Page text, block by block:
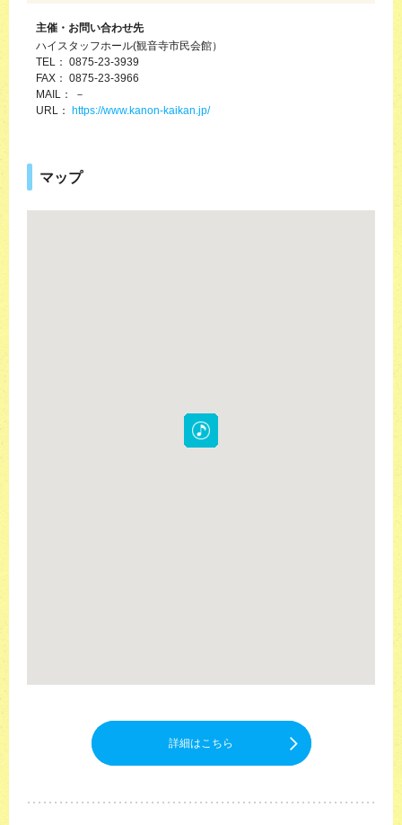
主催・お問い合わせ先
ハイスタッフホール(観音寺市民会館）
TEL： 0875-23-3939
FAX： 0875-23-3966
MAIL： －
URL： https://www.kanon-kaikan.jp/
マップ
詳細はこちら